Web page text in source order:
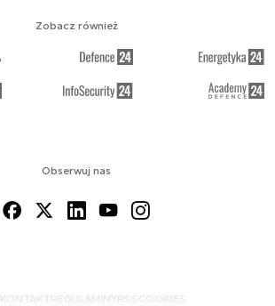
Obserwuj nas
KONTAKTREGULAMINYRSS COOKIES
Zobacz również